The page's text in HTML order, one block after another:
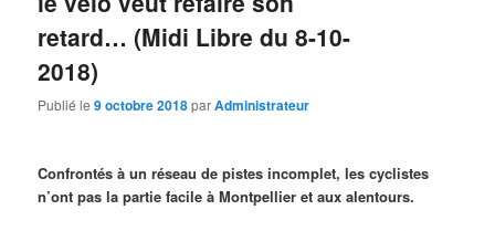
retard… (Midi Libre du 8-10-
2018)
Publié le9 octobre 2018parAdministrateur
Confrontés à un réseau de pistes incomplet, les cyclistes
n’ont pas la partie facile à Montpellier et aux alentours.